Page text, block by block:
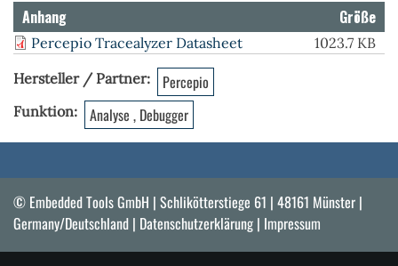
Anhang Größe
Percepio Tracealyzer Datasheet
1023.7 KB
Hersteller / Partner
Percepio
Funktion Analyse , Debugger
© Embedded Tools GmbH | Schlikötterstiege 61 | 48161 Münster |
Germany/Deutschland | Datenschutzerklärung | Impressum